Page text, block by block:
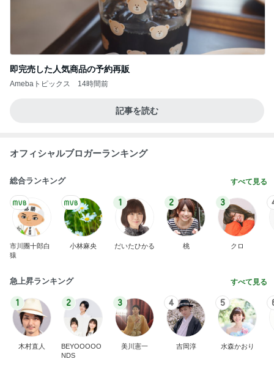
即完売した人気商品の予約再販
Amebaトピックス 14時間前
記事を読む
オフィシャルブロガーランキング
総合ランキング すべて見る
市川團十郎白
猿
小林麻央
1
だいたひかる
2
桃
3
クロ
急上昇ランキング すべて見る
1
木村直人
2
BEYOOOOO
NDS
3
美川憲一
4
吉岡淳
5
水森かおり